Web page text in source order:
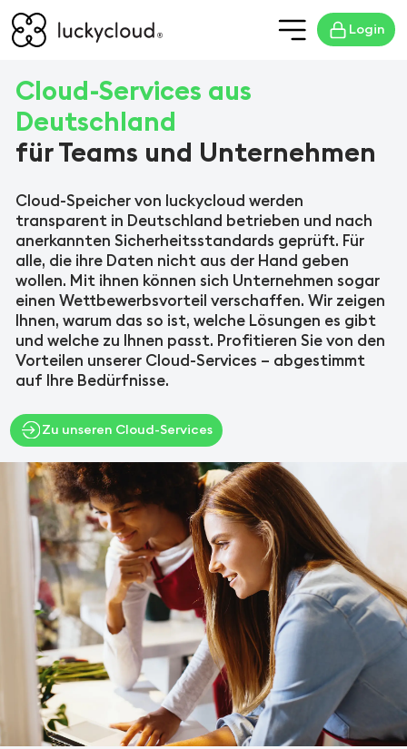
Login
Cloud-Services aus
Deutschland
für Teams und Unternehmen
Cloud-Speicher von luckycloud werden
transparent in Deutschland betrieben und nach
anerkannten Sicherheitsstandards geprüft. Für
alle, die ihre Daten nicht aus der Hand geben
wollen. Mit ihnen können sich Unternehmen sogar
einen Wettbewerbsvorteil verschaffen. Wir zeigen
Ihnen, warum das so ist, welche Lösungen es gibt
und welche zu Ihnen passt. Profitieren Sie von den
Vorteilen unserer Cloud-Services – abgestimmt
auf Ihre Bedürfnisse.
Zu unseren Cloud-Services